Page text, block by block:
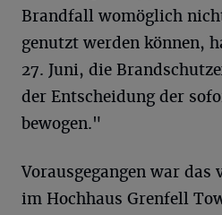
Brandfall womöglich
genutzt werden können,
27. Juni, die
der Entscheidung der
bewogen."
Vorausgegangen war das
im Hochhaus Grenfell